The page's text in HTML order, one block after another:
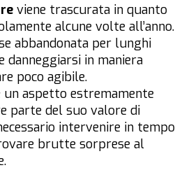
viene trascurata in quanto
alcune volte all’anno.
abbandonata per lunghi
in maniera
poco agibile.
aspetto estremamente
parte del suo valore di
intervenire in tempo
brutte sorprese al